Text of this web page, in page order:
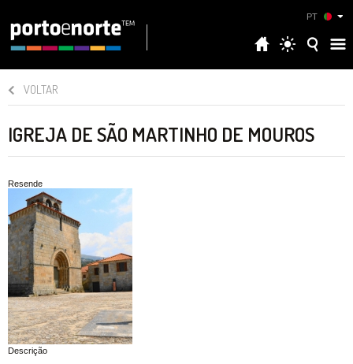
PT
VOLTAR
IGREJA DE SÃO MARTINHO DE MOUROS
Resende
Descrição